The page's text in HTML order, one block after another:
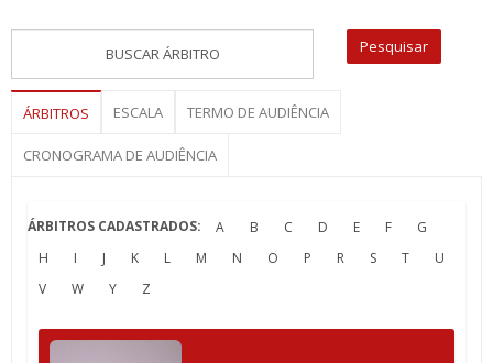
ÁRBITROS ESCALA TERMO DE AUDIÊNCIA
CRONOGRAMA DE AUDIÊNCIA
ÁRBITROS CADASTRADOS: A B C D E F
G
H
I J K L M N O P R S T
U
V
W Y Z